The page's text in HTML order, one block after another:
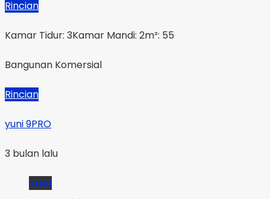
Rincian
Kamar Tidur: 3Kamar Mandi: 2m²: 55
Bangunan Komersial
Rincian
yuni 9PRO
3 bulan lalu
Jual